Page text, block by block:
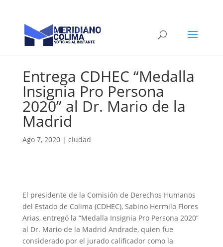
Entrega CDHEC “Medalla
Insignia Pro Persona
2020” al Dr. Mario de la
Madrid
Ago 7, 2020| ciudad
El presidente de la Comisión de Derechos Humanos
del Estado de Colima (CDHEC), Sabino Hermilo Flores
Arias, entregó la “Medalla Insignia Pro Persona 2020”
al Dr. Mario de la Madrid Andrade, quien fue
considerado por el jurado calificador como la